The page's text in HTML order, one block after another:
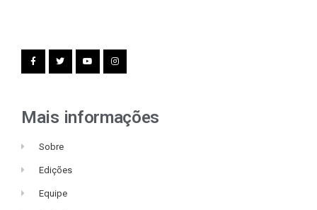
Mais informações
Sobre
Edições
Equipe